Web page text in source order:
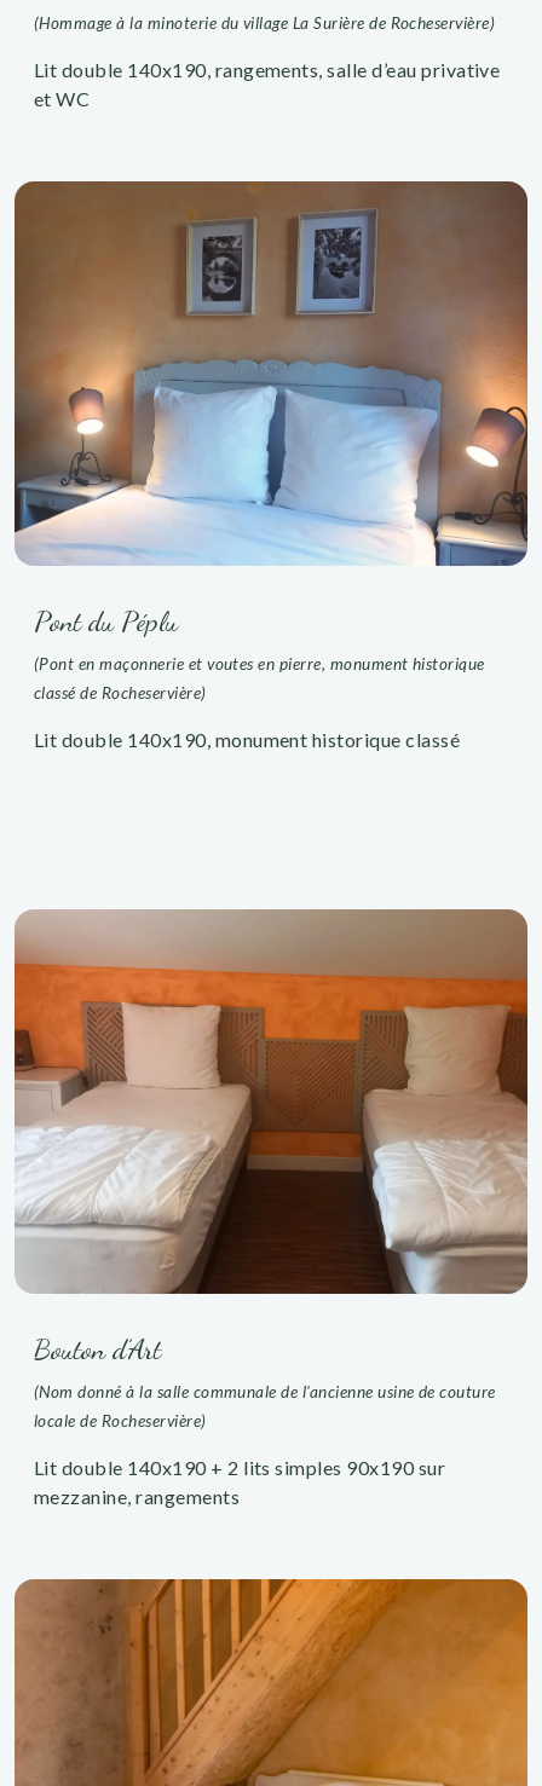
(Hommage à la minoterie du village La Surière de Rocheservière)
Lit double 140x190, rangements, salle d’eau privative
et WC
Pont du Péplu
(Pont en maçonnerie et voutes en pierre, monument historique
classé de Rocheservière)
Lit double 140x190, monument historique classé
Bouton d’Art
(Nom donné à la salle communale de l'ancienne usine de couture
locale de Rocheservière)
Lit double 140x190 + 2 lits simples 90x190 sur
mezzanine, rangements